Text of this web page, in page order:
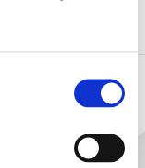
Wunschliste